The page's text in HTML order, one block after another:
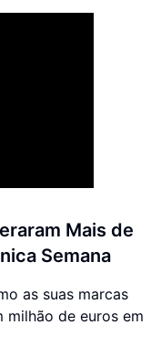
Mais de
Semana
as suas marcas
milhão de euros em